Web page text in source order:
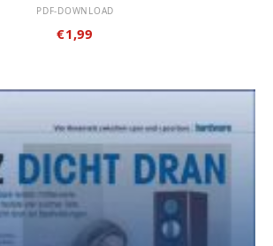
PDF-DOWNLOAD
€1,99